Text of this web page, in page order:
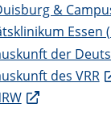
&
Essen
der
des VRR